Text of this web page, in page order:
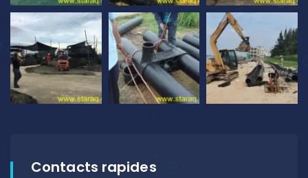
Contacts rapides